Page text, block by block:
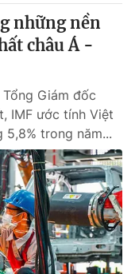
những nền
châu Á -
Giám đốc
IMF ước tính Việt
trong năm...